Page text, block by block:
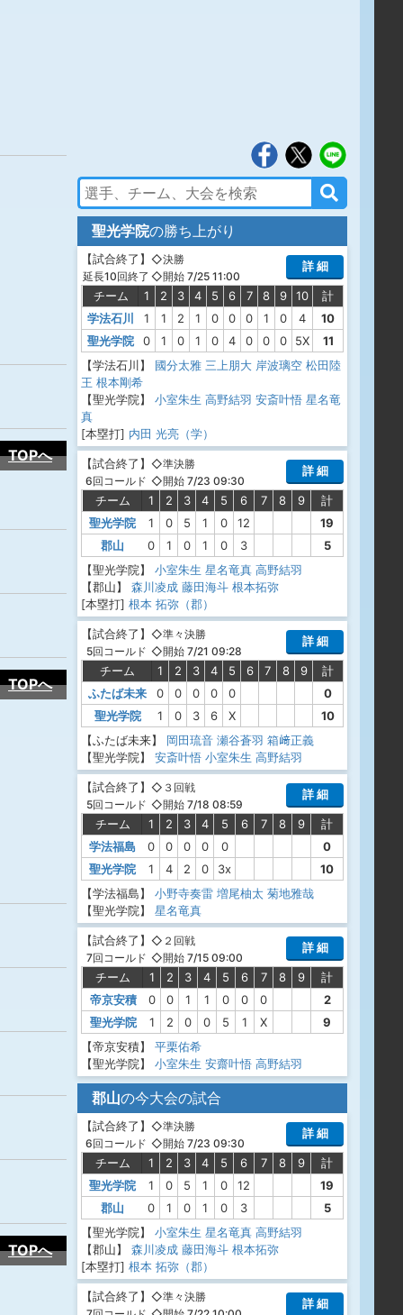
TOPへ
TOPへ
TOPへ
聖光学院の勝ち上がり
【試合終了】
延長10回終了
◇決勝
◇開始 7/25 11:00
詳 細
チーム 1 2 3 4 5 6 7 8 9 10
計
学法石川
1 1 2 1 0 0 0 1 0 4
10
聖光学院
0 1 0 1 0 4 0 0 0 5X
11
【学法石川】
國分太雅 三上朋大 岸波璃空 松田陸
王 根本剛希
【聖光学院】
小室朱生 高野結羽 安斎叶悟 星名竜
真
[本塁打] 内田 光亮（学）
【試合終了】
6回コールド
◇準決勝
◇開始 7/23 09:30
詳 細
チーム 1 2 3 4 5 6 7 8 9
計
聖光学院
1 0 5 1 0 12
19
郡山
0 1 0 1 0 3
5
【聖光学院】
小室朱生 星名竜真 高野結羽
【郡山】
森川凌成 藤田海斗 根本拓弥
[本塁打] 根本 拓弥（郡）
【試合終了】
5回コールド
◇準々決勝
◇開始 7/21 09:28
詳 細
チーム 1 2 3 4 5 6 7 8 9
計
ふたば未来
0 0 0 0 0
0
聖光学院
1 0 3 6 X
10
【ふたば未来】
岡田琉音 瀬谷蒼羽 箱﨑正義
【聖光学院】
安斎叶悟 小室朱生 高野結羽
【試合終了】
5回コールド
◇３回戦
◇開始 7/18 08:59
詳 細
チーム 1 2 3 4 5 6 7 8 9
計
学法福島
0 0 0 0 0
0
聖光学院
1 4 2 0 3x
10
【学法福島】
小野寺奏雷 増尾柚太 菊地雅哉
【聖光学院】
星名竜真
【試合終了】
7回コールド
◇２回戦
◇開始 7/15 09:00
詳 細
チーム 1 2 3 4 5 6 7 8 9
計
帝京安積
0 0 1 1 0 0 0
2
聖光学院
1 2 0 0 5 1 X
9
【帝京安積】
平栗佑希
【聖光学院】
小室朱生 安齋叶悟 高野結羽
郡山の今大会の試合
【試合終了】
6回コールド
◇準決勝
◇開始 7/23 09:30
詳 細
チーム 1 2 3 4 5 6 7 8 9
計
聖光学院
1 0 5 1 0 12
19
郡山
0 1 0 1 0 3
5
【聖光学院】
小室朱生 星名竜真 高野結羽
【郡山】
森川凌成 藤田海斗 根本拓弥
[本塁打] 根本 拓弥（郡）
【試合終了】 ◇準々決勝
詳 細